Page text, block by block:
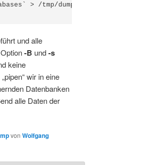
> /tmp/dump.sql
und alle
-B und-s
keine
wir in eine
Datenbanken
alle Daten der
von Wolfgang